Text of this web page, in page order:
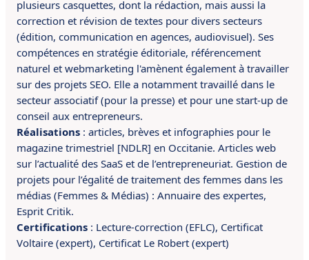
plusieurs casquettes, dont la rédaction, mais aussi la
correction et révision de textes pour divers secteurs
(édition, communication en agences, audiovisuel). Ses
compétences en stratégie éditoriale, référencement
naturel et webmarketing l'amènent également à travailler
sur des projets SEO. Elle a notamment travaillé dans le
secteur associatif (pour la presse) et pour une start-up de
conseil aux entrepreneurs.
Réalisations : articles, brèves et infographies pour le
magazine trimestriel [NDLR] en Occitanie. Articles web
sur l’actualité des SaaS et de l’entrepreneuriat. Gestion de
projets pour l’égalité de traitement des femmes dans les
médias (Femmes & Médias) : Annuaire des expertes,
Esprit Critik.
Certifications : Lecture-correction (EFLC), Certificat
Voltaire (expert), Certificat Le Robert (expert)